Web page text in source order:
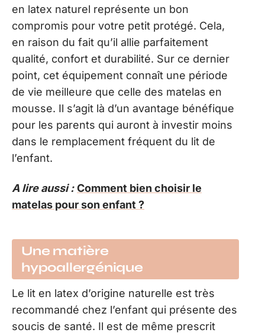
en latex naturel représente un bon
compromis pour votre petit protégé. Cela,
en raison du fait qu’il allie parfaitement
qualité, confort et durabilité. Sur ce dernier
point, cet équipement connaît une période
de vie meilleure que celle des matelas en
mousse. Il s’agit là d’un avantage bénéfique
pour les parents qui auront à investir moins
dans le remplacement fréquent du lit de
l’enfant.
A lire aussi : Comment bien choisir le
matelas pour son enfant ?
Une matière
hypoallergénique
Le lit en latex d’origine naturelle est très
recommandé chez l’enfant qui présente des
soucis de santé. Il est de même prescrit